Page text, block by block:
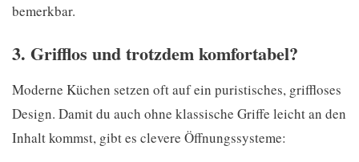
bemerkbar.
3. Grifflos und trotzdem komfortabel?
Moderne Küchen setzen oft auf ein puristisches, griffloses
Design. Damit du auch ohne klassische Griffe leicht an den
Inhalt kommst, gibt es clevere Öffnungssysteme: